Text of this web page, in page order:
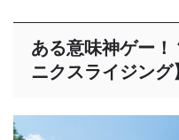
ある意味神ゲー！
ニクスライジング